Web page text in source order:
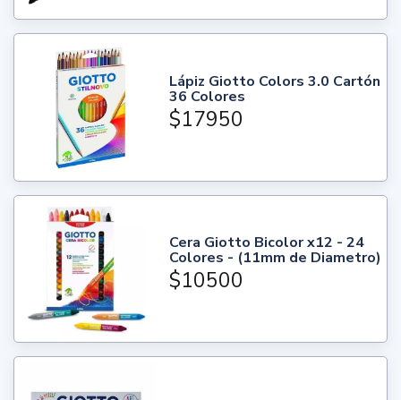
Lápiz Giotto Colors 3.0 Cartón
36 Colores
$17950
Cera Giotto Bicolor x12 - 24
Colores - (11mm de Diametro)
$10500